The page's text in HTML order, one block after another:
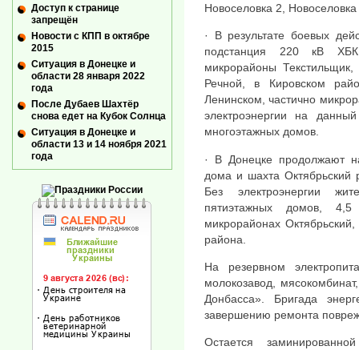
Новоселовка 2,
· В результате боевых
подстанция 220 кВ
микрорайоны
Речной, в Кировском
Ленинском, частично
электроэнергии на
многоэтажных домов.
· В Донецке продолжают
дома и шахта Октябрьский
Без электроэнергии
пятиэтажных домов,
микрорайонах
района.
На резервном
молокозавод,
Донбасса». Бригада
завершению ремонта
Остается
Доступ к странице
запрещён
Новости с КПП в октябре
2015
Ситуация в Донецке и
области 28 января 2022
года
После Дубаев Шахтёр
снова едет на Кубок Солнца
Ситуация в Донецке и
области 13 и 14 ноября 2021
года